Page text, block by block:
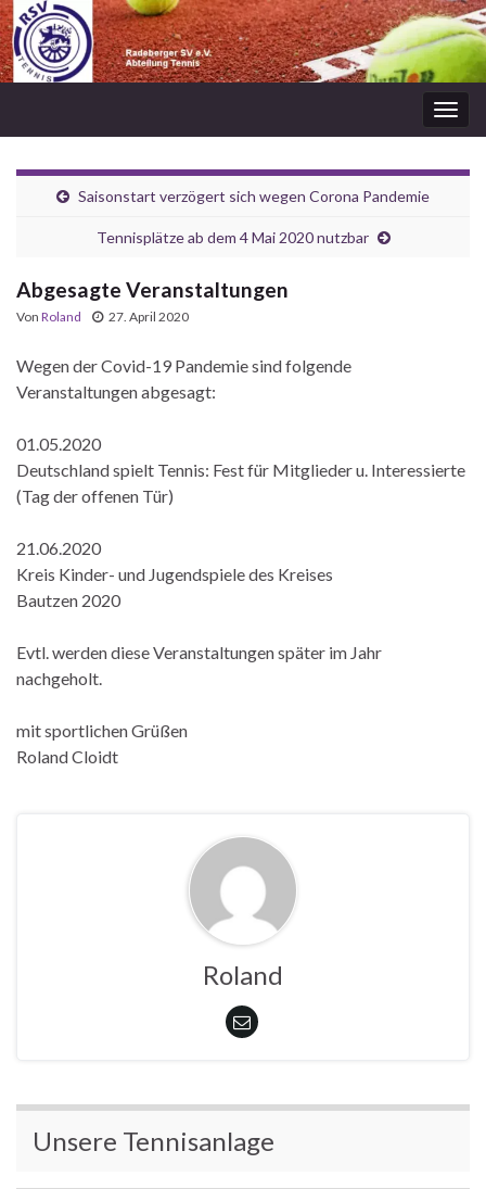
Saisonstart verzögert sich wegen Corona Pandemie
Tennisplätze ab dem 4 Mai 2020 nutzbar
Abgesagte Veranstaltungen
Von Roland 27. April 2020
Wegen der Covid-19 Pandemie sind folgende
Veranstaltungen abgesagt:
01.05.2020
Deutschland spielt Tennis: Fest für Mitglieder u. Interessierte
(Tag der offenen Tür)
21.06.2020
Kreis Kinder- und Jugendspiele des Kreises
Bautzen 2020
Evtl. werden diese Veranstaltungen später im Jahr
nachgeholt.
mit sportlichen Grüßen
Roland Cloidt
Roland
Unsere Tennisanlage